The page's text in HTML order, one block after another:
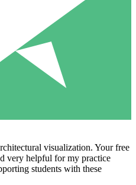
visualization. Your free
very helpful for my practice
students with these